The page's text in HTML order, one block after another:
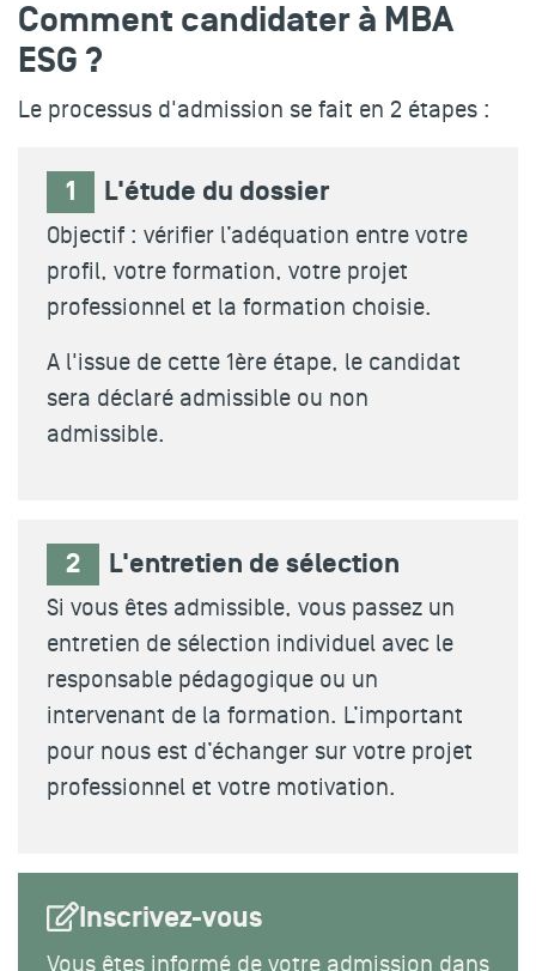
Comment candidater à MBA
ESG ?
Le processus d'admission se fait en 2 étapes :
1 L'étude du dossier
Objectif : vérifier l’adéquation entre votre
profil, votre formation, votre projet
professionnel et la formation choisie.
A l'issue de cette 1ère étape, le candidat
sera déclaré admissible ou non
admissible.
2 L'entretien de sélection
Si vous êtes admissible, vous passez un
entretien de sélection individuel avec le
responsable pédagogique ou un
intervenant de la formation. L’important
pour nous est d’échanger sur votre projet
professionnel et votre motivation.
Inscrivez-vous
Vous êtes informé de votre admission dans